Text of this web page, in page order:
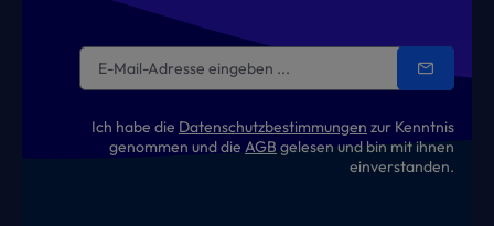
Ich habe die Datenschutzbestimmungen zur Kenntnis
genommen und die AGB gelesen und bin mit ihnen
einverstanden.